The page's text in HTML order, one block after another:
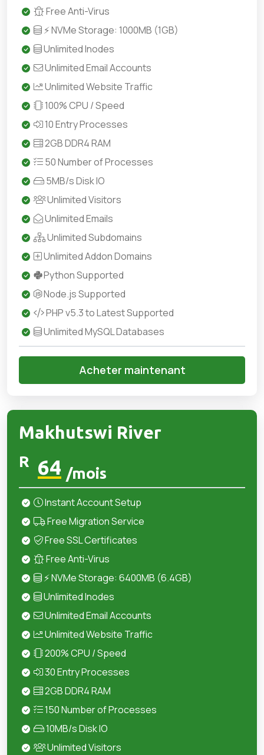
Free Anti-Virus
⚡ NVMe Storage: 1000MB (1GB)
Unlimited Inodes
Unlimited Email Accounts
Unlimited Website Traffic
100% CPU / Speed
10 Entry Processes
2GB DDR4 RAM
50 Number of Processes
5MB/s Disk IO
Unlimited Visitors
Unlimited Emails
Unlimited Subdomains
Unlimited Addon Domains
Python Supported
Node.js Supported
PHP v5.3 to Latest Supported
Unlimited MySQL Databases
Acheter maintenant
Makhutswi River
R 64 /mois
Instant Account Setup
Free Migration Service
Free SSL Certificates
Free Anti-Virus
⚡ NVMe Storage: 6400MB (6.4GB)
Unlimited Inodes
Unlimited Email Accounts
Unlimited Website Traffic
200% CPU / Speed
30 Entry Processes
2GB DDR4 RAM
150 Number of Processes
10MB/s Disk IO
Unlimited Visitors